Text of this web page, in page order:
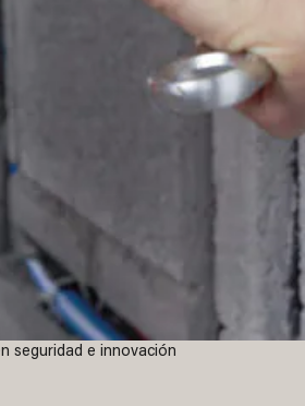
seguridad e innovación